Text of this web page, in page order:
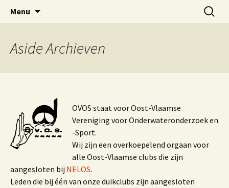
inhoud
OVOS
Oost-Vlaamse Vereniging voor
Onderwateronderzoek en -Sport
Menu
Zoeken
naar:
AsideArchieven
OVOS staat voor Oost-Vlaamse
Vereniging voor Onderwateronderzoek en
-Sport.
Wij zijn een overkoepelend orgaan voor
alle Oost-Vlaamse clubs die zijn
aangesloten bij NELOS.
Leden die bij één van onze duikclubs zijn aangesloten